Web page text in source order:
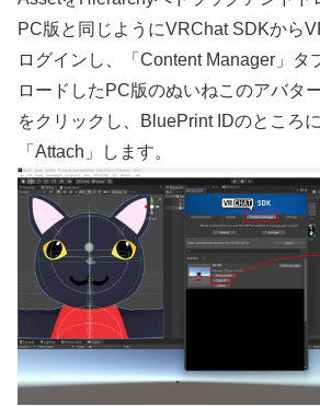
PC版と同じようにVRChat SDKから
ログインし、「Content Manager」タ
ロードしたPC版のぬいねこのアバタ
をクリックし、BluePrint IDのところ
「Attach」します。